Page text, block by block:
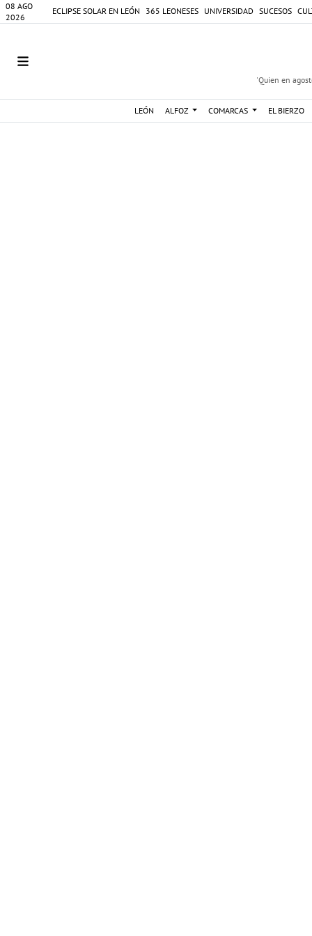
08 AGO
2026
ECLIPSE SOLAR EN LEÓN 365 LEONESES UNIVERSIDAD SUCESOS
'Quien en
LEÓN ALFOZ COMARCAS EL BIERZO